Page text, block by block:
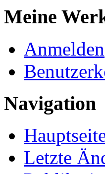
Meine
Anmelden
Navigation
Letzte